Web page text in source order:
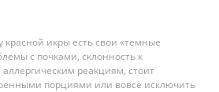
красной икры есть свои «темные
с почками, склонность к
реакциям, стоит
порциями или вовсе исключить